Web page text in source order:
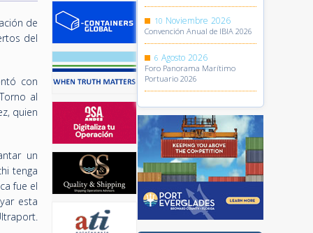
de
del
con
al
quien
un
tenga
fue el
esta
10 Noviembre 2026
Convención Anual de IBIA 2026
6 Agosto 2026
Foro Panorama Marítimo
Portuario 2026